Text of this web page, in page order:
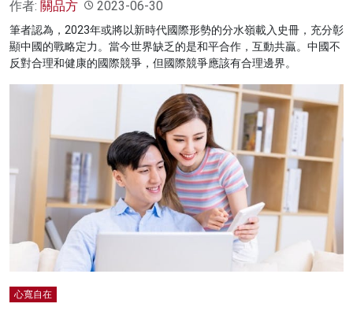
作者: 關品方 2023-06-30
筆者認為，2023年或將以新時代國際形勢的分水嶺載入史冊，充分彰
顯中國的戰略定力。當今世界缺乏的是和平合作，互動共贏。中國不
反對合理和健康的國際競爭，但國際競爭應該有合理邊界。
心寬自在